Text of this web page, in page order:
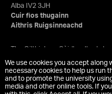
We use cookies you accept along
necessary cookies to help us run
and to promote the university
media and other online tools. If
Alba IV2 3JH
Cuir fios thugainn
Aithris Ruigsinneachd
Tha Oilthigh na Gàidhealtachd
teirmichean sin sa Bheurla agus
agus uisge uile nan
comharraidhean malairt
Gàidhealtachd agus nan Eilean.